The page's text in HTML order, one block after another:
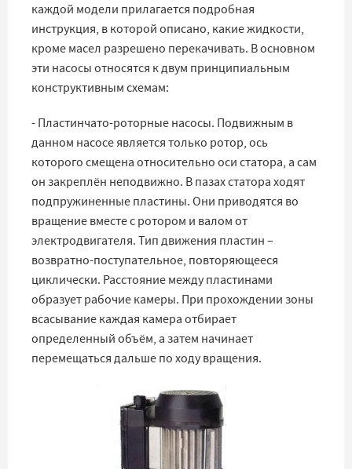
каждой модели прилагается подробная
инструкция, в которой описано, какие жидкости,
кроме масел разрешено перекачивать. В основном
эти насосы относятся к двум принципиальным
конструктивным схемам:
- Пластинчато-роторные насосы. Подвижным в
данном насосе является только ротор, ось
которого смещена относительно оси статора, а сам
он закреплён неподвижно. В пазах статора ходят
подпружиненные пластины. Они приводятся во
вращение вместе с ротором и валом от
электродвигателя. Тип движения пластин –
возвратно-поступательное, повторяющееся
циклически. Расстояние между пластинами
образует рабочие камеры. При прохождении зоны
всасывание каждая камера отбирает
определенный объём, а затем начинает
перемещаться дальше по ходу вращения.